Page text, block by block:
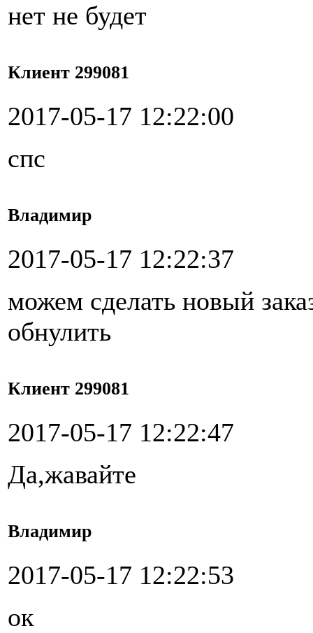
нет не будет
Клиент 299081
2017-05-17 12:22:00
спс
Владимир
2017-05-17 12:22:37
можем сделать новый
обнулить
Клиент 299081
2017-05-17 12:22:47
Да,жавайте
Владимир
2017-05-17 12:22:53
ок